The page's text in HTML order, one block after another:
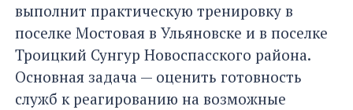
выполнит практическую тренировку в
поселке Мостовая в Ульяновске и в поселке
Троицкий Сунгур Новоспасского района.
Основная задача — оценить готовность
служб к реагированию на возможные